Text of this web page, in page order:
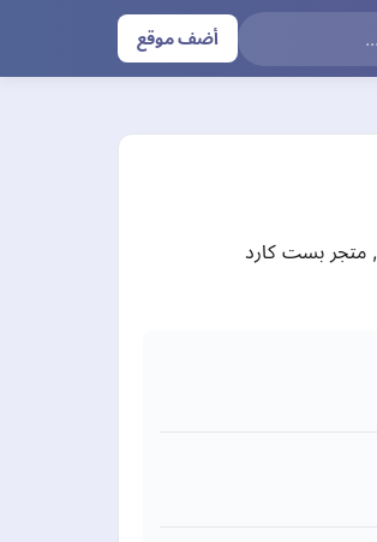
أضف موقع
بست كارد - Best Card - يوتيوب بريميوم - اشتراك شاهد vip - نتفلكس يوتيوب بريميوم, نتفلكس, شات جي بي تي - ChatGPT, شاهد VIP, متجر بست كارد